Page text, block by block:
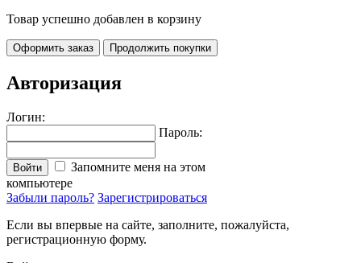
Товар успешно добавлен в корзину
Оформить заказ Продолжить покупки
Авторизация
Логин:
Пароль:
Войти
Запомните меня на этом
компьютере
Забыли пароль? Зарегистрироваться
Если вы впервые на сайте, заполните, пожалуйста,
регистрационную форму.